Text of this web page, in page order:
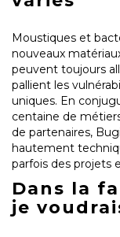
Moustiques et
nouveaux
peuvent toujours
pallient les
uniques. En
centaine de
de partenaires,
hautement
parfois des projets
Dans la
je